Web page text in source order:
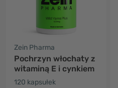
Zein Pharma
Pochrzyn włochaty z
witaminą E i cynkiem
120 kapsułek